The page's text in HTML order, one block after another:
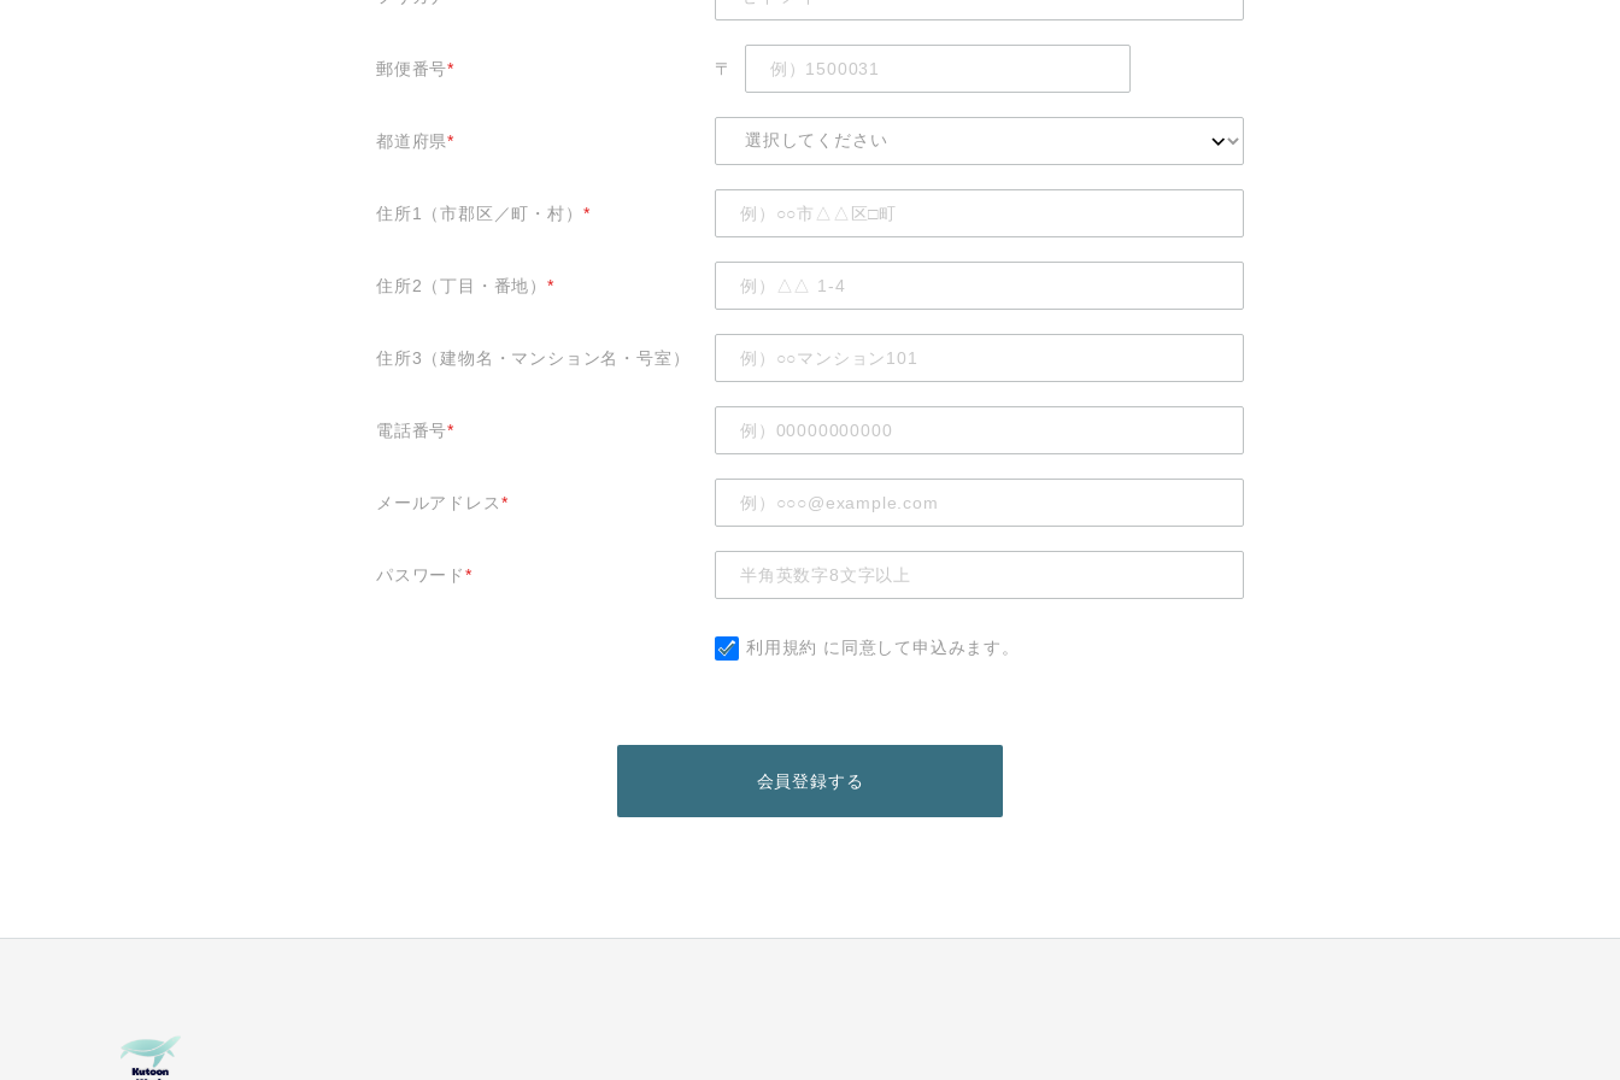
郵便番号* 〒
都道府県*
住所1（市郡区／町・村） *
住所2（丁目・番地） *
住所3（建物名・マンション名・号室）
電話番号*
メールアドレス*
パスワード*
利用規約 に同意して申込みます。